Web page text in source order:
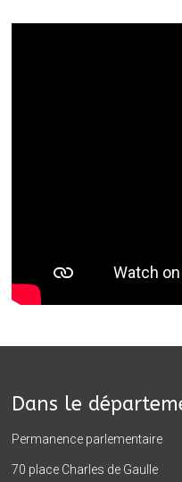
Dans le
Permanence parlementaire
70 place Charles de Gaulle